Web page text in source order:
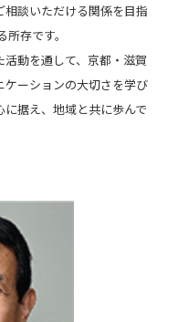
談いただける関係を目指
存です。
動を通して、京都・滋賀
ケーションの大切さを学び
据え、地域と共に歩んで